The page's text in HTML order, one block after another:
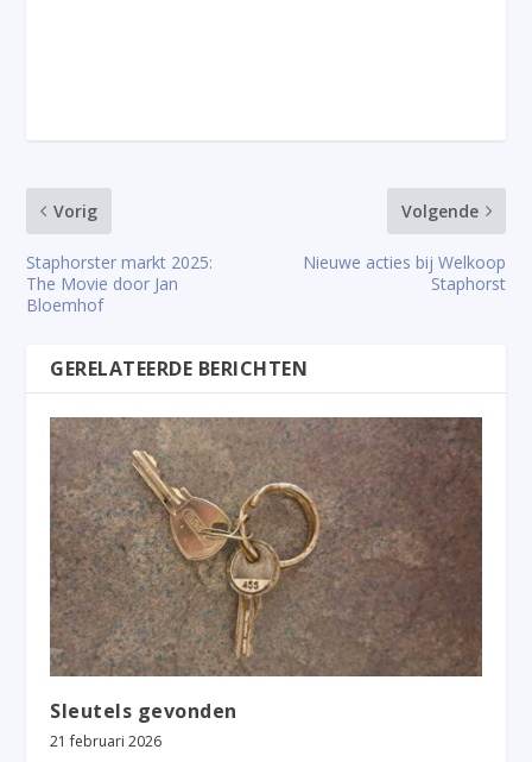
Vorig
Staphorster markt 2025:
The Movie door Jan
Bloemhof
Volgende
Nieuwe acties bij Welkoop
Staphorst
GERELATEERDE BERICHTEN
Sleutels gevonden
21 februari 2026